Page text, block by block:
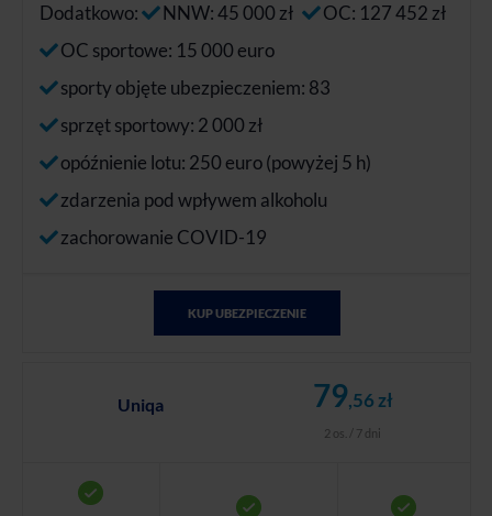
Dodatkowo: NNW: 45 000 zł
OC: 127 452 zł
OC sportowe: 15 000 euro
sporty objęte ubezpieczeniem: 83
sprzęt sportowy: 2 000 zł
opóźnienie lotu: 250 euro (powyżej 5 h)
zdarzenia pod wpływem alkoholu
zachorowanie COVID-19
KUP UBEZPIECZENIE
Uniqa 79,56 zł
2 os. / 7 dni